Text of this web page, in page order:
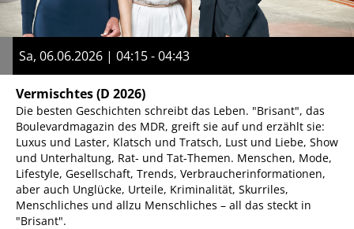
Sa, 06.06.2026 | 04:15 - 04:43
Vermischtes(D 2026)
Die besten Geschichten schreibt das Leben. "Brisant", das
Boulevardmagazin des MDR, greift sie auf und erzählt sie:
Luxus und Laster, Klatsch und Tratsch, Lust und Liebe, Show
und Unterhaltung, Rat- und Tat-Themen. Menschen, Mode,
Lifestyle, Gesellschaft, Trends, Verbraucherinformationen,
aber auch Unglücke, Urteile, Kriminalität, Skurriles,
Menschliches und allzu Menschliches – all das steckt in
"Brisant".